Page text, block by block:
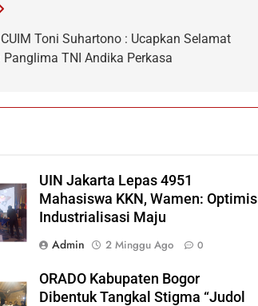
Toni Suhartono : Ucapkan Selamat
Panglima TNI Andika Perkasa
UIN Jakarta Lepas 4951
Mahasiswa KKN, Wamen: Optimis
Industrialisasi Maju
Admin
2 Minggu Ago 0
ORADO Kabupaten Bogor
Dibentuk Tangkal Stigma “Judol